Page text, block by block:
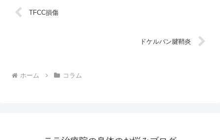
TFCC損傷
ドケルバン腱鞘炎
ホーム コラム